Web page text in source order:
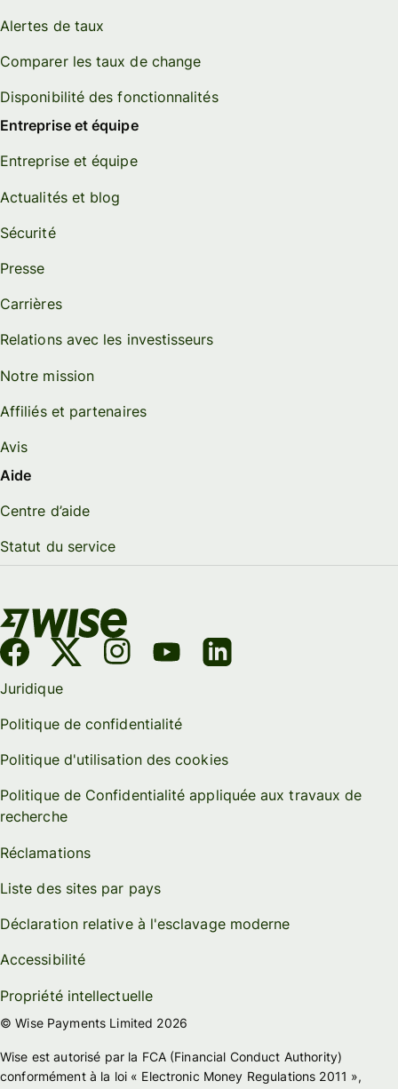
Alertes de taux
Comparer les taux de change
Disponibilité des fonctionnalités
Entreprise et équipe
Entreprise et équipe
Actualités et blog
Sécurité
Presse
Carrières
Relations avec les investisseurs
Notre mission
Affiliés et partenaires
Avis
Aide
Centre d’aide
Statut du service
Juridique
Politique de confidentialité
Politique d'utilisation des cookies
Politique de Confidentialité appliquée aux travaux de
recherche
Réclamations
Liste des sites par pays
Déclaration relative à l'esclavage moderne
Accessibilité
Propriété intellectuelle
© Wise Payments Limited 2026
Wise est autorisé par la FCA (Financial Conduct Authority)
conformément à la loi « Electronic Money Regulations 2011 »,